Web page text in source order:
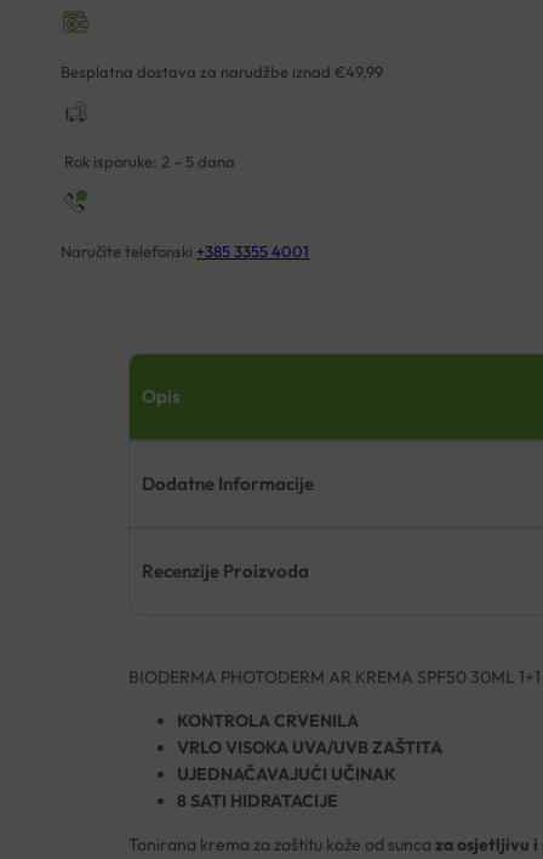
Besplatna dostava za narudžbe iznad €49,99
Rok isporuke: 2 – 5 dana
Naručite telefonski +385 3355 4001
Opis
Dodatne Informacije
Recenzije Proizvoda
BIODERMA PHOTODERM AR KREMA SPF50 30ML
KONTROLA CRVENILA
VRLO VISOKA UVA/UVB ZAŠTITA
UJEDNAČAVAJUĆI UČINAK
8 SATI HIDRATACIJE
Tonirana krema za zaštitu kože od sunca za osjetljivu i